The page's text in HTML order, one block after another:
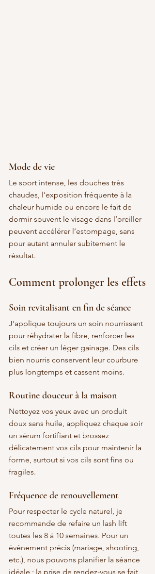
Mode de vie
Le sport intense, les douches très
chaudes, l’exposition fréquente à la
chaleur humide ou encore le fait de
dormir souvent le visage dans l’oreiller
peuvent accélérer l’estompage, sans
pour autant annuler subitement le
résultat.
Comment prolonger les effets
Soin revitalisant en fin de séance
J’applique toujours un soin nourrissant
pour réhydrater la fibre, renforcer les
cils et créer un léger gainage. Des cils
bien nourris conservent leur courbure
plus longtemps et cassent moins.
Routine douceur à la maison
Nettoyez vos yeux avec un produit
doux sans huile, appliquez chaque soir
un sérum fortifiant et brossez
délicatement vos cils pour maintenir la
forme, surtout si vos cils sont fins ou
fragiles.
Fréquence de renouvellement
Pour respecter le cycle naturel, je
recommande de refaire un lash lift
toutes les 8 à 10 semaines. Pour un
événement précis (mariage, shooting,
etc.), nous pouvons planifier la séance
idéale ; la prise de rendez-vous se fait